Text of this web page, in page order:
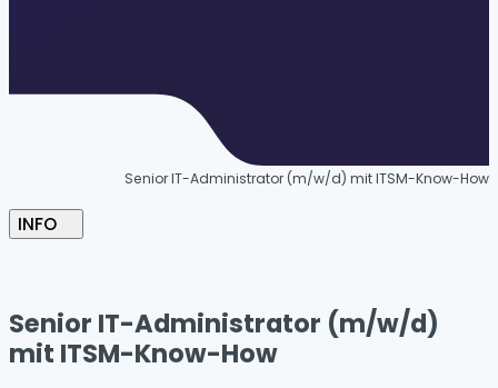
Senior IT-Administrator (m/w/d) mit ITSM-Know-How
INFO
Senior IT-Administrator (m/w/d)
mit ITSM-Know-How